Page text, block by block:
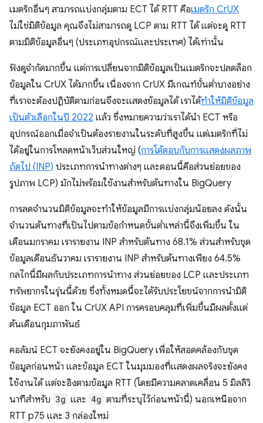
เมตริกอื่นๆ สามารถแบ่งกลุ่มตาม ECT ได้ RTT คือเมตริก CrUX
ไม่ใช่มิติข้อมูล คุณจึงไม่สามารถดู LCP ตาม RTT ได้ แต่จะดู RTT
ตามมิติข้อมูลอื่นๆ (ประเภทอุปกรณ์และประเทศ) ได้เท่านั้น
ฟังดูจํากัดมากขึ้น แต่การเปลี่ยนจากมิติข้อมูลเป็นเมตริกจะปลดล็อก
ข้อมูลใน CrUX ได้มากขึ้น เนื่องจาก CrUX มีเกณฑ์ขั้นต่ำบางอย่าง
ที่เราจะต้องปฏิบัติตามก่อนจึงจะแสดงข้อมูลได้ เราได้ทำให้มิติข้อมูล
เป็นตัวเลือกในปี 2022 แล้ว ซึ่งหมายความว่าเราได้นํา ECT หรือ
อุปกรณ์ออกเมื่อจําเป็นต้องรายงานในระดับที่สูงขึ้น แต่เมตริกที่ไม่
ได้อยู่ในการโหลดหน้าเว็บส่วนใหญ่ (การโต้ตอบกับการแสดงผลภาพ
ถัดไป (INP) ประเภทการนําทางต่างๆ และตอนนี้คือส่วนย่อยของ
รูปภาพ LCP) มักไม่พร้อมใช้งานสําหรับต้นทางใน BigQuery
การลดจํานวนมิติข้อมูลจะทําให้ข้อมูลมีการแบ่งกลุ่มน้อยลง ดังนั้น
จํานวนต้นทางที่เป็นไปตามข้อกําหนดขั้นต่ำเหล่านี้จึงเพิ่มขึ้น ใน
เดือนมกราคม เรารายงาน INP สำหรับต้นทาง 68.1% ส่วนสำหรับชุด
ข้อมูลเดือนธันวาคม เรารายงาน INP สำหรับต้นทางเพียง 64.5%
กลไกนี้มีผลกับประเภทการนําทาง ส่วนย่อยของ LCP และประเภท
ทรัพยากรในรุ่นนี้ด้วย ซึ่งทั้งหมดนี้จะได้รับประโยชน์จากการนํามิติ
ข้อมูล ECT ออก ใน CrUX API การครอบคลุมที่เพิ่มขึ้นมีผลตั้งแต่
ต้นเดือนกุมภาพันธ์
คอลัมน์ ECT จะยังคงอยู่ใน BigQuery เพื่อให้สอดคล้องกับชุด
ข้อมูลก่อนหน้า และข้อมูล ECT ในมุมมองที่แสดงผลจริงจะยังคง
ใช้งานได้ แต่จะอิงตามข้อมูล RTT (โดยมีความคลาดเคลื่อน 5 มิลลิวิ
นาทีสําหรับ 3g และ 4g ตามที่ระบุไว้ก่อนหน้านี้) นอกเหนือจาก
RTT p75 และ 3 กล่องใหม่